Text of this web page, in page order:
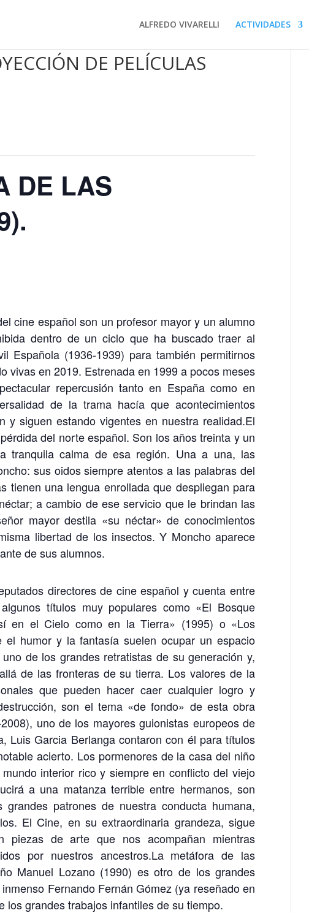
ALFREDO VIVARELLI ACTIVIDADES
DE PELÍCULAS
DE LAS
cine español son un profesor mayor y un alumno
dentro de un ciclo que ha buscado traer al
Española (1936-1939) para también permitirnos
vivas en 2019. Estrenada en 1999 a pocos meses
repercusión tanto en España como en
de la trama hacía que acontecimientos
siguen estando vigentes en nuestra realidad.El
del norte español. Son los años treinta y un
tranquila calma de esa región. Una a una, las
sus oidos siempre atentos a las palabras del
tienen una lengua enrollada que despliegan para
a cambio de ese servicio que le brindan las
mayor destila «su néctar» de conocimientos
libertad de los insectos. Y Moncho aparece
de sus alumnos.
directores de cine español y cuenta entre
títulos muy populares como «El Bosque
en el Cielo como en la Tierra» (1995) o «Los
el humor y la fantasía suelen ocupar un espacio
de los grandes retratistas de su generación y,
de las fronteras de su tierra. Los valores de la
que pueden hacer caer cualquier logro y
son el tema «de fondo» de esta obra
uno de los mayores guionistas europeos de
Luis Garcia Berlanga contaron con él para títulos
acierto. Los pormenores de la casa del niño
interior rico y siempre en conflicto del viejo
a una matanza terrible entre hermanos, son
patrones de nuestra conducta humana,
El Cine, en su extraordinaria grandeza, sigue
piezas de arte que nos acompañan mientras
por nuestros ancestros.La metáfora de las
Manuel Lozano (1990) es otro de los grandes
Fernando Fernán Gómez (ya reseñado en
grandes trabajos infantiles de su tiempo.